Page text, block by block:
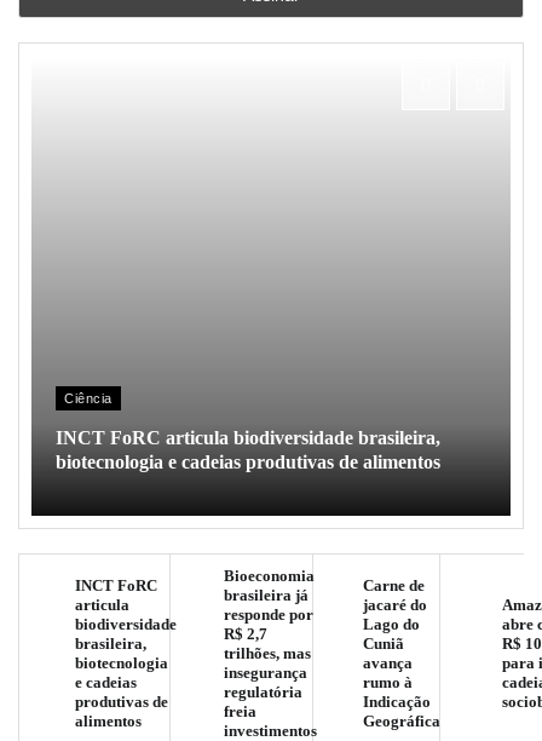
Ciência
INCT FoRC articula biodiversidade brasileira,
biotecnologia e cadeias produtivas de alimentos
INCT FoRC
articula
biodiversidade
brasileira,
biotecnologia
e cadeias
produtivas de
alimentos
Bioeconomia
brasileira já
responde por
R$ 2,7
trilhões, mas
insegurança
regulatória
freia
investimentos
Carne de
jacaré do
Lago do
Cuniã
avança
rumo à
Indicação
Geográfica
abre
R$
para